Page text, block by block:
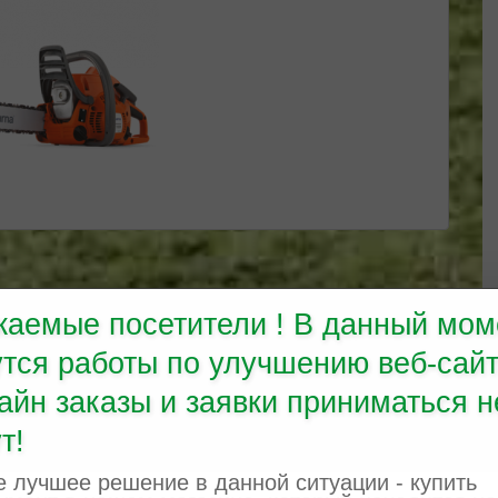
посетители ! В данный
работы по улучшению веб-
заказы и заявки приниматься
лучшее решение в данной ситуации - купить
модель является заменой Husqvarna 236 (снятой с
в себя лучшее из этих двух моделей, а также и
измененными внутренними отверстиями (улучшение
но он уже обладает улучшенной системой легкого